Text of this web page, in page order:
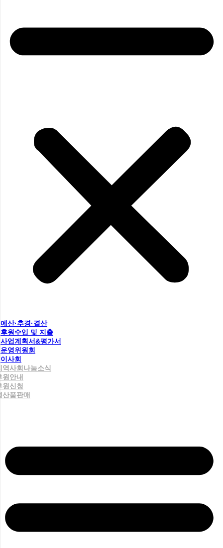
예산·추경·결산
후원수입 및 지출
사업계획서&평가서
운영위원회
이사회
역사회나눔소식
원안내
원신청
산품판매